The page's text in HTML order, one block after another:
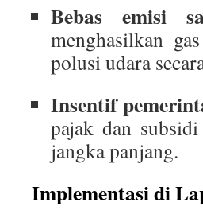
Bebas emisi
menghasilkan
polusi udara
Insentif
pajak dan
jangka panjang.
Implementasi di